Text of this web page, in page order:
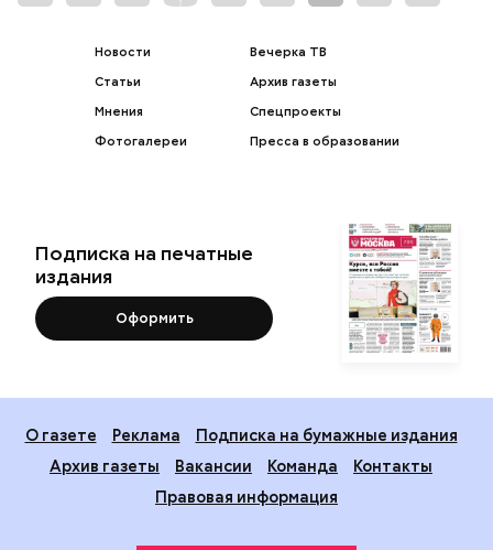
Новости
Статьи
Мнения
Фотогалереи
Вечерка ТВ
Архив газеты
Спецпроекты
Пресса в образовании
Подписка на печатные
издания
Оформить
О газете Реклама
Подписка на бумажные издания
Архив газеты
Вакансии Команда
Контакты
Правовая информация